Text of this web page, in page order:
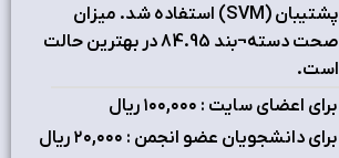
پشتيبان (SVM) استفاده شد. ميزان
صحت دسته¬بند 84.95 در بهترين حالت
است.
برای اعضای سایت : ۱٠٠,٠٠٠ ریال
برای دانشجویان عضو انجمن : ۲٠,٠٠٠ ریال